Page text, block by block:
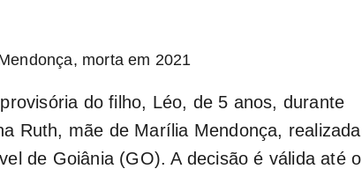
morta em 2021
do filho, Léo, de 5 anos, durante
Ruth, mãe de Marília Mendonça, realizada
de Goiânia (GO). A decisão é válida até o